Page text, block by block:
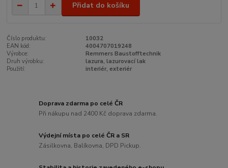
Přidat do košíku
Číslo produktu:
10032
EAN kód:
4004707019248
Výrobce:
Remmers Baustofftechnik
Druh výrobku:
lazura, lazurovací lak
Použití:
interiér, exteriér
Doprava zdarma po celé ČR
Při nákupu nad 2400 Kč doprava zdarma.
Výdejní místa po celé ČR a SR
Zásilkovna, Balíkovna, DPD Pickup.